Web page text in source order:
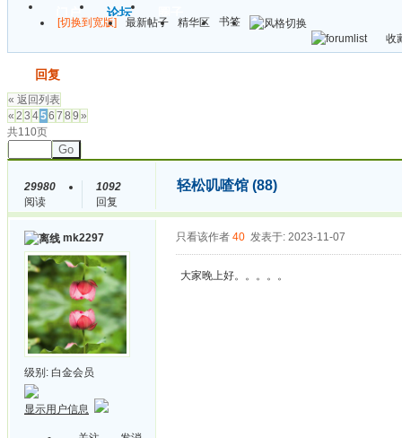
门户 论坛
[切换到宽版] 最新帖子 精华区
书签
收
回复
« 返回列表
« 2 3 456 7 8 9 »
共110页
Go
29980
阅读
1092
回复
轻松叽喳馆 (88)
mk2297
级别: 白金会员
显示用户信息
只看该作者 40 发表于: 2023-11-07
大家晚上好。。。。。